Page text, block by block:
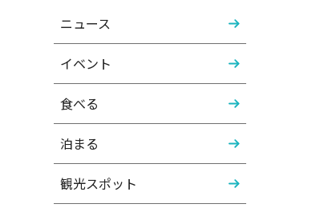
ニュース
イベント
食べる
泊まる
観光スポット